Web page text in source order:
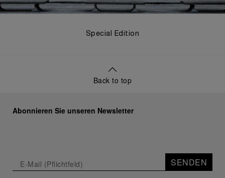
Special Edition
Back to top
Abonnieren Sie unseren Newsletter
SENDEN